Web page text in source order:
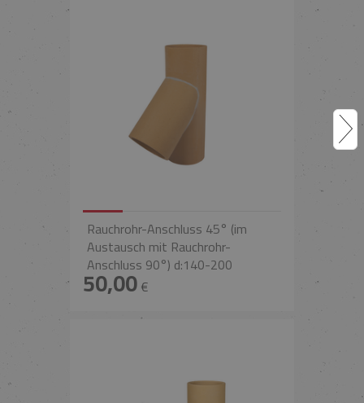
Rauchrohr-Anschluss 45° (im
Austausch mit Rauchrohr-
Anschluss 90°) d:140-200
50,00€